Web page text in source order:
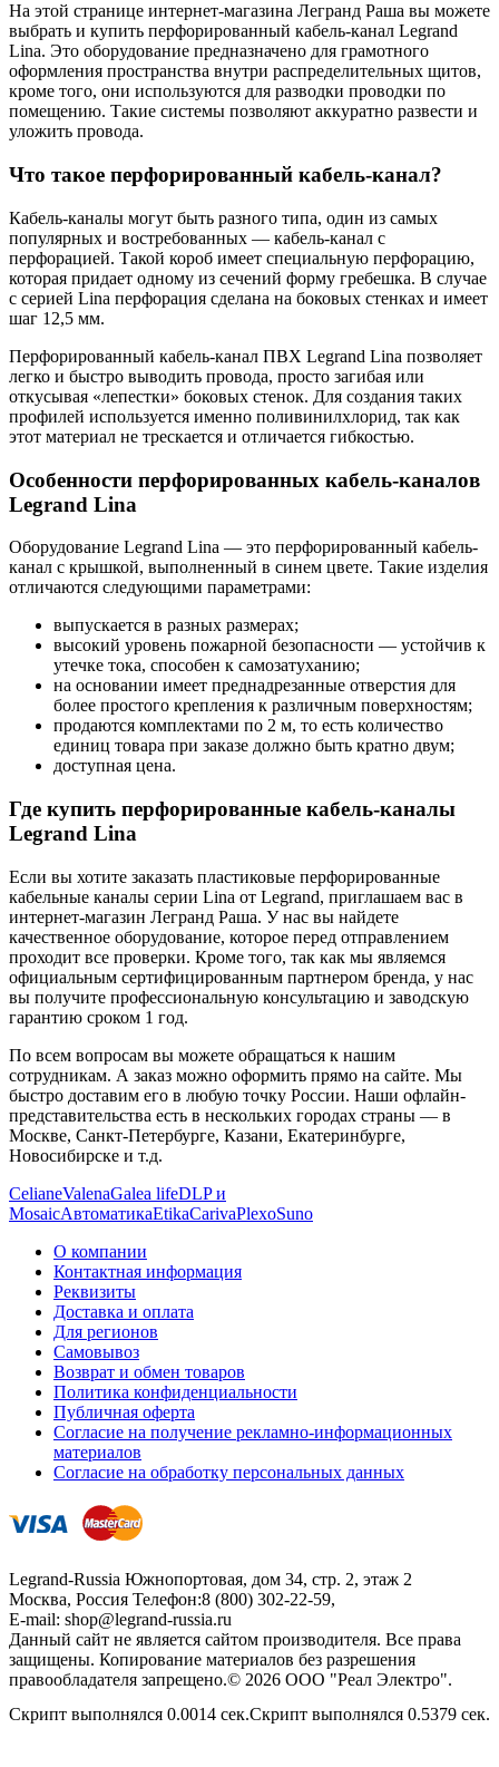
На этой странице интернет-магазина Легранд Раша вы можете
выбрать и купить перфорированный кабель-канал Legrand
Lina. Это оборудование предназначено для грамотного
оформления пространства внутри распределительных щитов,
кроме того, они используются для разводки проводки по
помещению. Такие системы позволяют аккуратно развести и
уложить провода.
Что такое перфорированный кабель-канал?
Кабель-каналы могут быть разного типа, один из самых
популярных и востребованных — кабель-канал с
перфорацией. Такой короб имеет специальную перфорацию,
которая придает одному из сечений форму гребешка. В случае
с серией Lina перфорация сделана на боковых стенках и имеет
шаг 12,5 мм.
Перфорированный кабель-канал ПВХ Legrand Lina позволяет
легко и быстро выводить провода, просто загибая или
откусывая «лепестки» боковых стенок. Для создания таких
профилей используется именно поливинилхлорид, так как
этот материал не трескается и отличается гибкостью.
Особенности перфорированных кабель-каналов
Legrand Lina
Оборудование Legrand Lina — это перфорированный кабель-
канал с крышкой, выполненный в синем цвете. Такие изделия
отличаются следующими параметрами:
выпускается в разных размерах;
высокий уровень пожарной безопасности — устойчив к
утечке тока, способен к самозатуханию;
на основании имеет преднадрезанные отверстия для
более простого крепления к различным поверхностям;
продаются комплектами по 2 м, то есть количество
единиц товара при заказе должно быть кратно двум;
доступная цена.
Где купить перфорированные кабель-каналы
Legrand Lina
Если вы хотите заказать пластиковые перфорированные
кабельные каналы серии Lina от Legrand, приглашаем вас в
интернет-магазин Легранд Раша. У нас вы найдете
качественное оборудование, которое перед отправлением
проходит все проверки. Кроме того, так как мы являемся
официальным сертифицированным партнером бренда, у нас
вы получите профессиональную консультацию и заводскую
гарантию сроком 1 год.
По всем вопросам вы можете обращаться к нашим
сотрудникам. А заказ можно оформить прямо на сайте. Мы
быстро доставим его в любую точку России. Наши офлайн-
представительства есть в нескольких городах страны — в
Москве, Санкт-Петербурге, Казани, Екатеринбурге,
Новосибирске и т.д.
CelianeValenaGalea lifeDLP и
MosaicАвтоматикаEtikaCarivaPlexoSuno
О компании
Контактная информация
Реквизиты
Доставка и оплата
Для регионов
Самовывоз
Возврат и обмен товаров
Политика конфиденциальности
Публичная оферта
Согласие на получение рекламно-информационных
материалов
Согласие на обработку персональных данных
Legrand-Russia Южнопортовая, дом 34, стр. 2, этаж 2
Москва, Россия Телефон:8 (800) 302-22-59,
E-mail: shop@legrand-russia.ru
Данный сайт не является сайтом производителя. Все права
защищены. Копирование материалов без разрешения
правообладателя запрещено.© 2026 ООО "Реал Электро".
Скрипт выполнялся 0.0014 сек.Скрипт выполнялся 0.5379 сек.